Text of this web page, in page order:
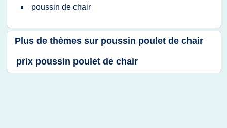
poussin de chair
Plus de thèmes sur poussin poulet de chair
prix poussin poulet de chair